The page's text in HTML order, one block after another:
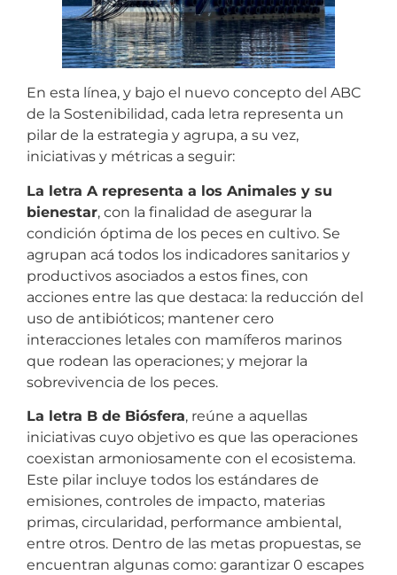
En esta línea, y bajo el nuevo concepto del ABC
de la Sostenibilidad, cada letra representa un
pilar de la estrategia y agrupa, a su vez,
iniciativas y métricas a seguir:
La letra A representa a los Animales y su
bienestar, con la finalidad de asegurar la
condición óptima de los peces en cultivo. Se
agrupan acá todos los indicadores sanitarios y
productivos asociados a estos fines, con
acciones entre las que destaca: la reducción del
uso de antibióticos; mantener cero
interacciones letales con mamíferos marinos
que rodean las operaciones; y mejorar la
sobrevivencia de los peces.
La letra B de Biósfera, reúne a aquellas
iniciativas cuyo objetivo es que las operaciones
coexistan armoniosamente con el ecosistema.
Este pilar incluye todos los estándares de
emisiones, controles de impacto, materias
primas, circularidad, performance ambiental,
entre otros. Dentro de las metas propuestas, se
encuentran algunas como: garantizar 0 escapes